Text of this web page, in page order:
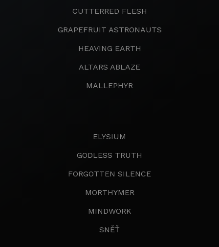
CUTTERRED FLESH
GRAPEFRUIT ASTRONAUTS
HEAVING EARTH
ALTARS ABLAZE
MALLEPHYR
ELYSIUM
GODLESS TRUTH
FORGOTTEN SILENCE
MORTHYMER
MINDWORK
SNĚŤ